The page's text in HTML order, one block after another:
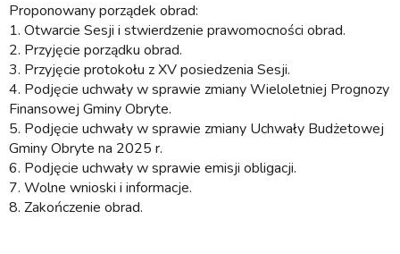
Proponowany porządek obrad:
1. Otwarcie Sesji i stwierdzenie prawomocności obrad.
2. Przyjęcie porządku obrad.
3. Przyjęcie protokołu z XV posiedzenia Sesji.
4. Podjęcie uchwały w sprawie zmiany Wieloletniej Prognozy
Finansowej Gminy Obryte.
5. Podjęcie uchwały w sprawie zmiany Uchwały Budżetowej
Gminy Obryte na 2025 r.
6. Podjęcie uchwały w sprawie emisji obligacji.
7. Wolne wnioski i informacje.
8. Zakończenie obrad.